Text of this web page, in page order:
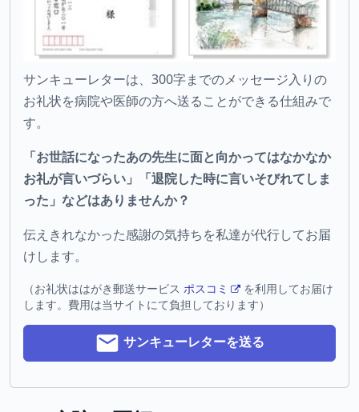
サンキューレターは、300字までのメッセージ入りの
お礼状を病院や医師の方へ送ることができる仕組みで
す。
「お世話になったあの先生に面と向かってはなかなか
お礼が言いづらい」「退院した時に言いそびれてしま
った」などはありませんか？
伝えきれなかった感謝の気持ちを私達が代行してお届
けします。
（お礼状ははがき郵送サービス ポスコミ
を利用してお届け
します。費用は当サイトにて負担しております）
サンキューレターを送る